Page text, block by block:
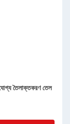
তৈলাক্তকরণ তেল